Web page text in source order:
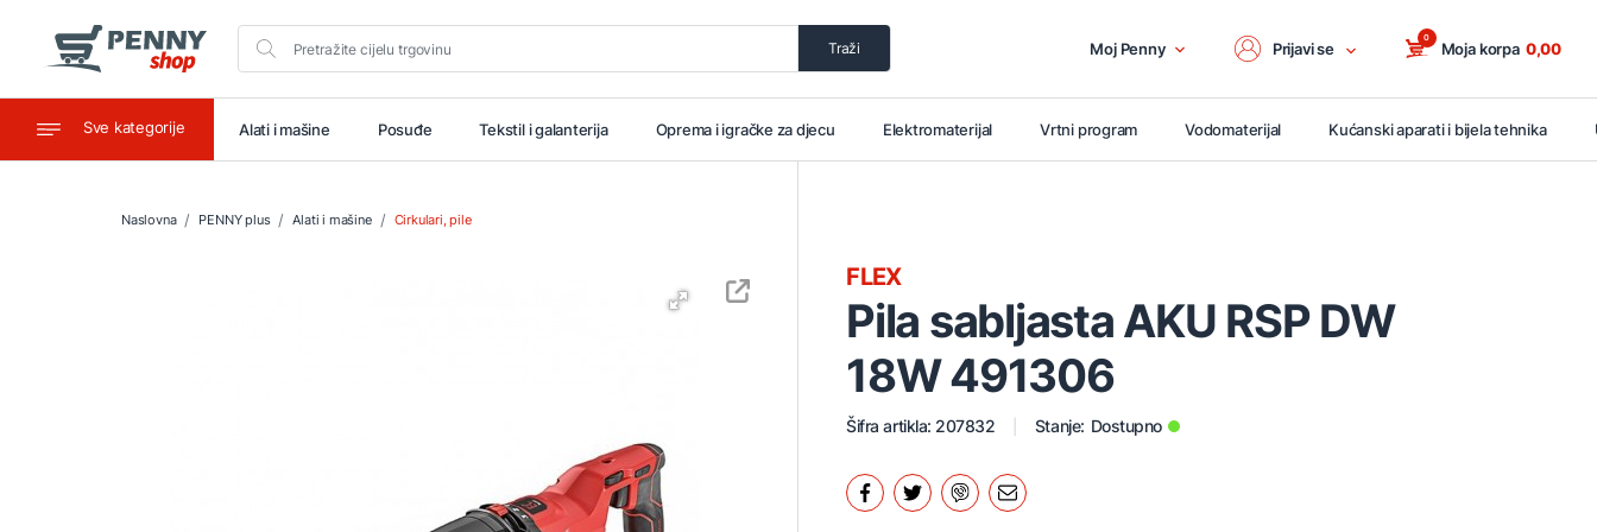
Traži Moj Penny Prijavi se Moja korpa
0
0,00
Sve kategorije
Ugostiteljstvo Alati i mašine Posuđe Tekstil i galanterija Oprema i igračke za djecu Elektromaterijal Vrtni program Vodomaterijal Kućanski aparati i bijela tehnika
Naslovna PENNY plus Alati i mašine Cirkulari, pile
Pila sabljasta AKU RSP DW
18W 491306
FLEX
Šifra artikla: 207832 Stanje: Dostupno